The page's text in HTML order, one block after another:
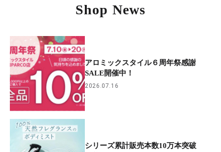
Shop News
アロミックスタイル６周年祭感謝
SALE開催中！
2026.07.16
シリーズ累計販売本数10万本突破